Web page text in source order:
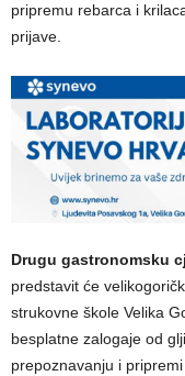
pripremu rebarca i
prijave.
Drugu gastronomsku
predstavit će
strukovne škole Velika
besplatne zalogaje od
prepoznavanju i